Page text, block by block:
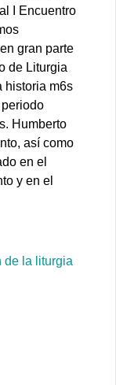
I Encuentro
gran parte
de Liturgia
historia m6s
Humberto
así como
en el
y en el
de la liturgia